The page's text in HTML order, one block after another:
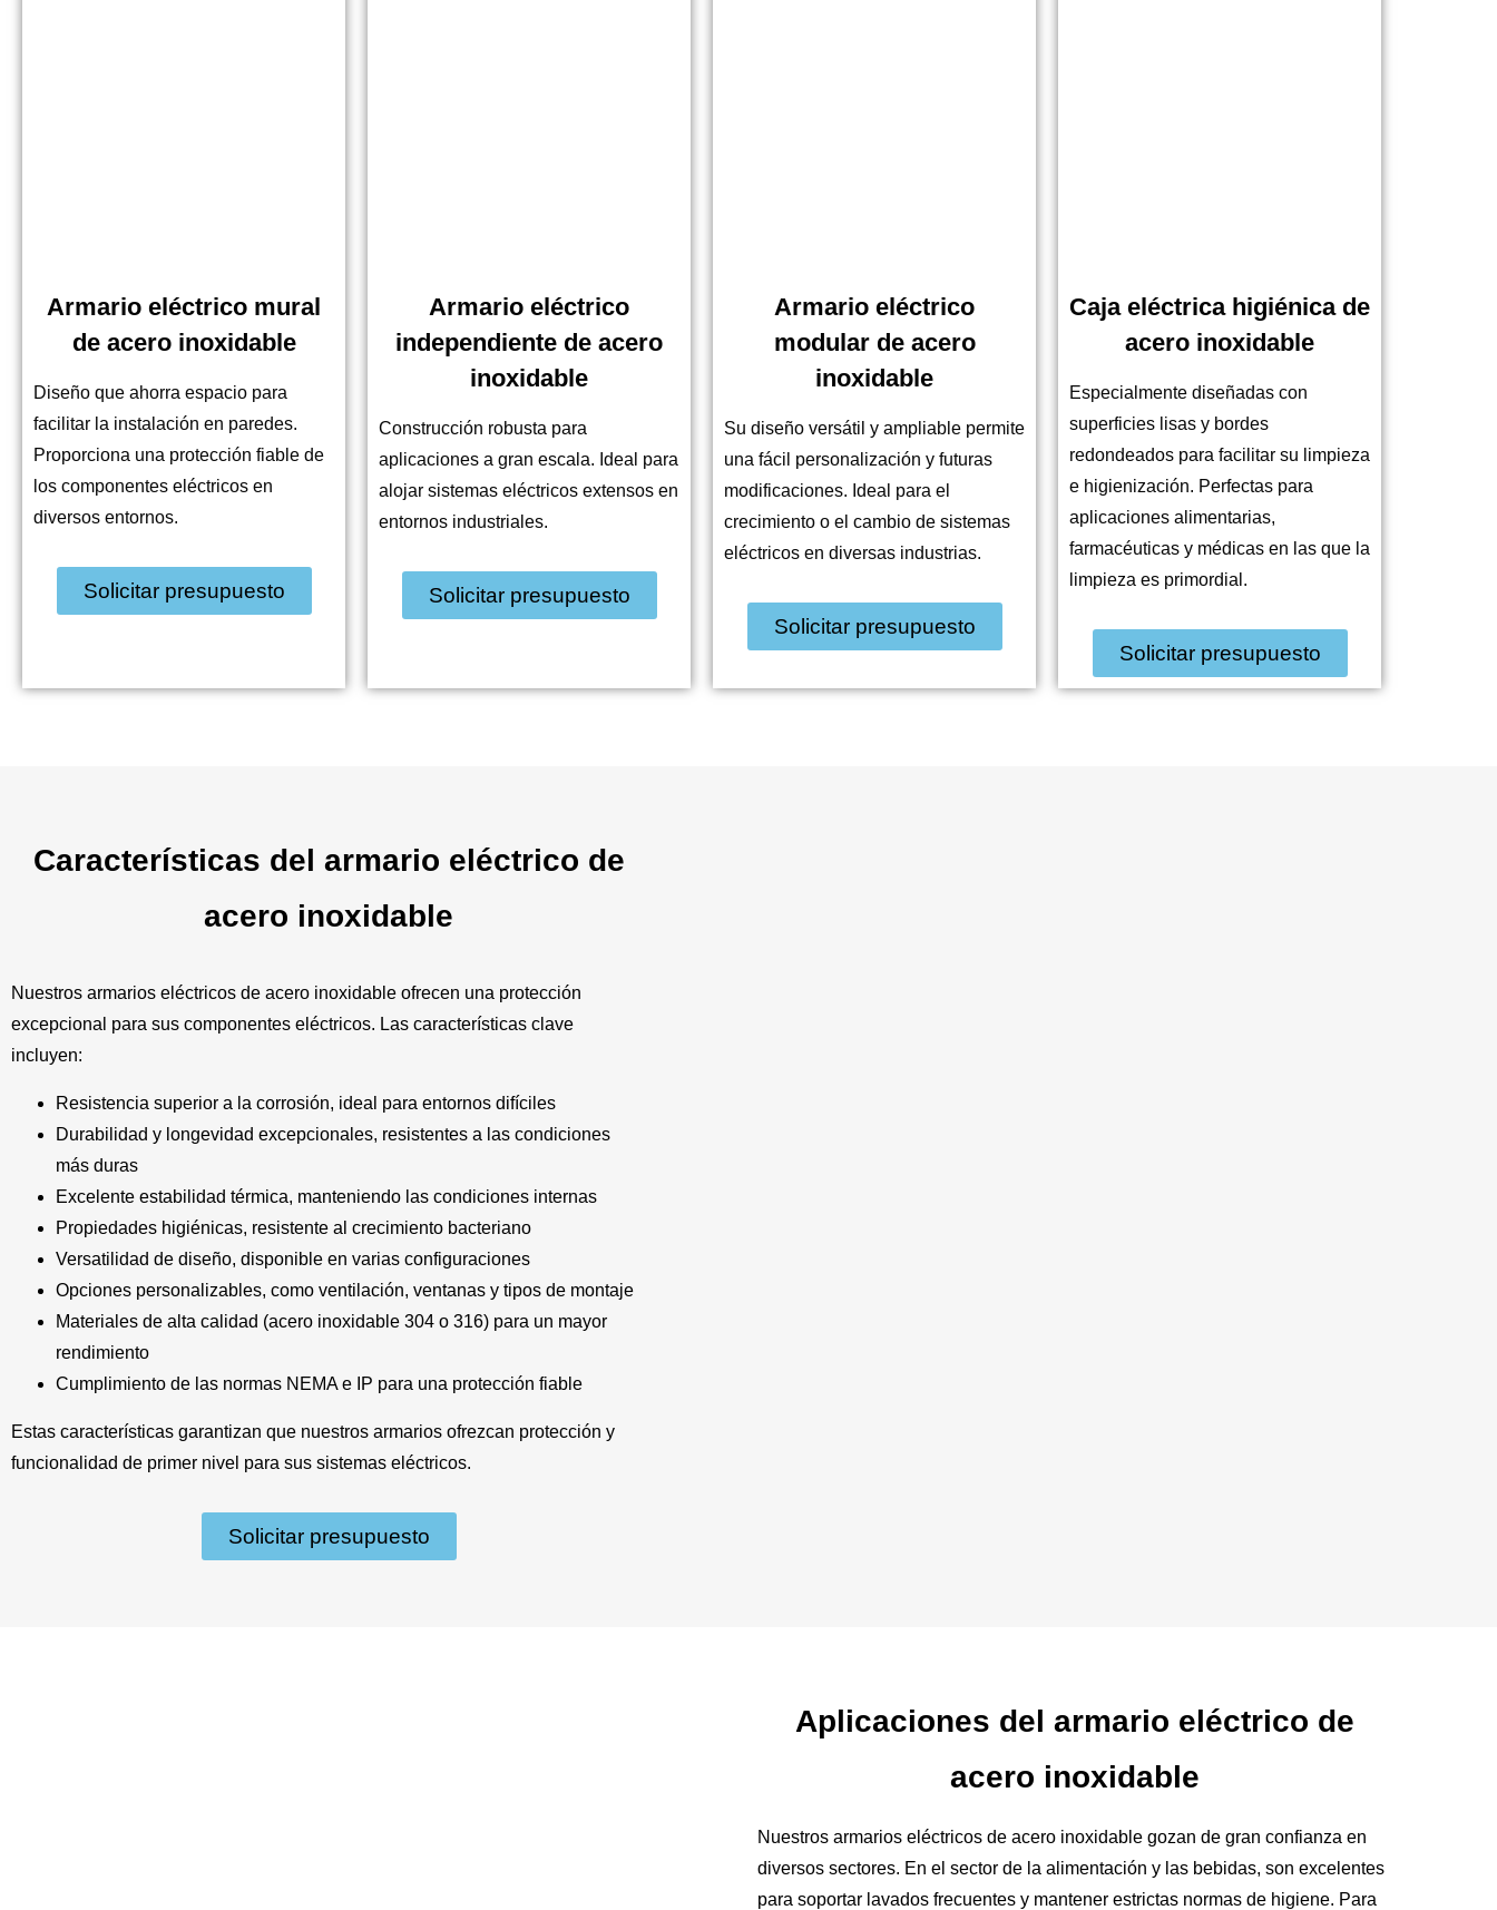
Armario eléctrico mural
de acero inoxidable
Diseño que ahorra espacio para
facilitar la instalación en paredes.
Proporciona una protección fiable de
los componentes eléctricos en
diversos entornos.
Solicitar presupuesto
Armario eléctrico
independiente de acero
inoxidable
Construcción robusta para
aplicaciones a gran escala. Ideal para
alojar sistemas eléctricos extensos en
entornos industriales.
Solicitar presupuesto
Armario eléctrico
modular de acero
inoxidable
Su diseño versátil y ampliable permite
una fácil personalización y futuras
modificaciones. Ideal para el
crecimiento o el cambio de sistemas
eléctricos en diversas industrias.
Solicitar presupuesto
Caja eléctrica higiénica de
acero inoxidable
Especialmente diseñadas con
superficies lisas y bordes
redondeados para facilitar su limpieza
e higienización. Perfectas para
aplicaciones alimentarias,
farmacéuticas y médicas en las que la
limpieza es primordial.
Solicitar presupuesto
Características del armario eléctrico de
acero inoxidable
Nuestros armarios eléctricos de acero inoxidable ofrecen una protección
excepcional para sus componentes eléctricos. Las características clave
incluyen:
Resistencia superior a la corrosión, ideal para entornos difíciles
Durabilidad y longevidad excepcionales, resistentes a las condiciones
más duras
Excelente estabilidad térmica, manteniendo las condiciones internas
Propiedades higiénicas, resistente al crecimiento bacteriano
Versatilidad de diseño, disponible en varias configuraciones
Opciones personalizables, como ventilación, ventanas y tipos de montaje
Materiales de alta calidad (acero inoxidable 304 o 316) para un mayor
rendimiento
Cumplimiento de las normas NEMA e IP para una protección fiable
Estas características garantizan que nuestros armarios ofrezcan protección y
funcionalidad de primer nivel para sus sistemas eléctricos.
Solicitar presupuesto
Aplicaciones del armario eléctrico de
acero inoxidable
Nuestros armarios eléctricos de acero inoxidable gozan de gran confianza en
diversos sectores. En el sector de la alimentación y las bebidas, son excelentes
para soportar lavados frecuentes y mantener estrictas normas de higiene. Para